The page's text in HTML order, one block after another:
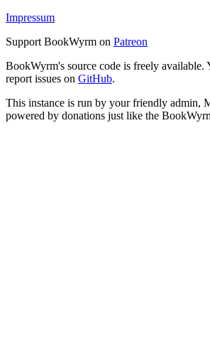
Impressum
Support BookWyrm on Patreon
BookWyrm's source code is freely available.
report issues on GitHub.
This instance is run by your friendly admin,
powered by donations just like the